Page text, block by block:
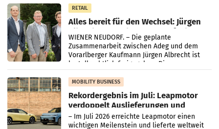
RETAIL
Alles bereit für den Wechsel: Jürgen
Albrecht setzt ab 1.1.2027 auf Adeg
WIENER NEUDORF. – Die geplante
Zusammenarbeit zwischen Adeg und dem
Vorarlberger Kaufmann Jürgen Albrecht ist
kartellrechtlich freigegeben: Die
Bundeswettbewerbsbehörde und der
Bundeskartellanwalt
MOBILITY BUSINESS
Rekordergebnis im Juli: Leapmotor
verdoppelt Auslieferungen und
überschreitet die 100.000er-Marke
– Im Juli 2026 erreichte Leapmotor einen
wichtigen Meilenstein und lieferte weltweit